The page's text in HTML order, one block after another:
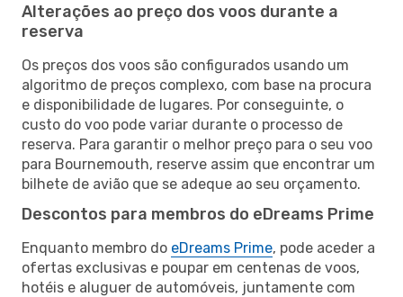
Alterações ao preço dos voos durante a
reserva
Os preços dos voos são configurados usando um
algoritmo de preços complexo, com base na procura
e disponibilidade de lugares. Por conseguinte, o
custo do voo pode variar durante o processo de
reserva. Para garantir o melhor preço para o seu voo
para Bournemouth, reserve assim que encontrar um
bilhete de avião que se adeque ao seu orçamento.
Descontos para membros do eDreams Prime
Enquanto membro do eDreams Prime, pode aceder a
ofertas exclusivas e poupar em centenas de voos,
hotéis e aluguer de automóveis, juntamente com